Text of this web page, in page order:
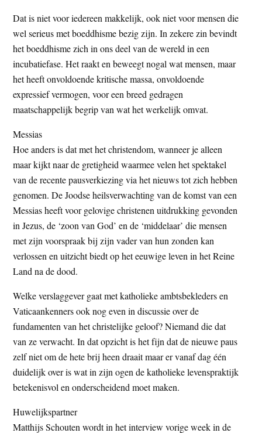
Dat is niet voor iedereen makkelijk, ook niet voor mensen die
wel serieus met boeddhisme bezig zijn. In zekere zin bevindt
het boeddhisme zich in ons deel van de wereld in een
incubatiefase. Het raakt en beweegt nogal wat mensen, maar
het heeft onvoldoende kritische massa, onvoldoende
expressief vermogen, voor een breed gedragen
maatschappelijk begrip van wat het werkelijk omvat.
Messias
Hoe anders is dat met het christendom, wanneer je alleen
maar kijkt naar de gretigheid waarmee velen het spektakel
van de recente pausverkiezing via het nieuws tot zich hebben
genomen. De Joodse heilsverwachting van de komst van een
Messias heeft voor gelovige christenen uitdrukking gevonden
in Jezus, de ‘zoon van God’ en de ‘middelaar’ die mensen
met zijn voorspraak bij zijn vader van hun zonden kan
verlossen en uitzicht biedt op het eeuwige leven in het Reine
Land na de dood.
Welke verslaggever gaat met katholieke ambtsbekleders en
Vaticaankenners ook nog even in discussie over de
fundamenten van het christelijke geloof? Niemand die dat
van ze verwacht. In dat opzicht is het fijn dat de nieuwe paus
zelf niet om de hete brij heen draait maar er vanaf dag één
duidelijk over is wat in zijn ogen de katholieke levenspraktijk
betekenisvol en onderscheidend moet maken.
Huwelijkspartner
Matthijs Schouten wordt in het interview vorige week in de